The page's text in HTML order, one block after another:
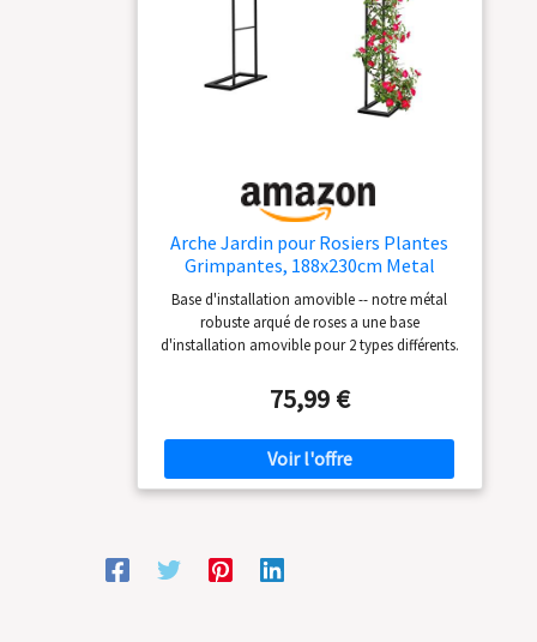
Arche Jardin pour Rosiers Plantes
Grimpantes, 188x230cm Metal
Arceau à Rosiers, Arche de Rosiers
Vigne Mariage, Pergola Tonnelle de
Jardin, Intérieur Extérieur
Décoration de Fête de Mariage (Noir)
Base d'installation amovible -- notre métal
robuste arqué de roses a une base
d'installation amovible pour 2 types différents.
directement sur le sol (si vous souhaitez la fixer
plus stable, vous pouvez également poser des
pots de fleurs sur la base des deux côtés) ou
directement dans le sol mou, sans installer la
base. Tubes de 19 mm de diamètre -- notre
Plus durable et plus robuste. Grande capacité
75,99 €